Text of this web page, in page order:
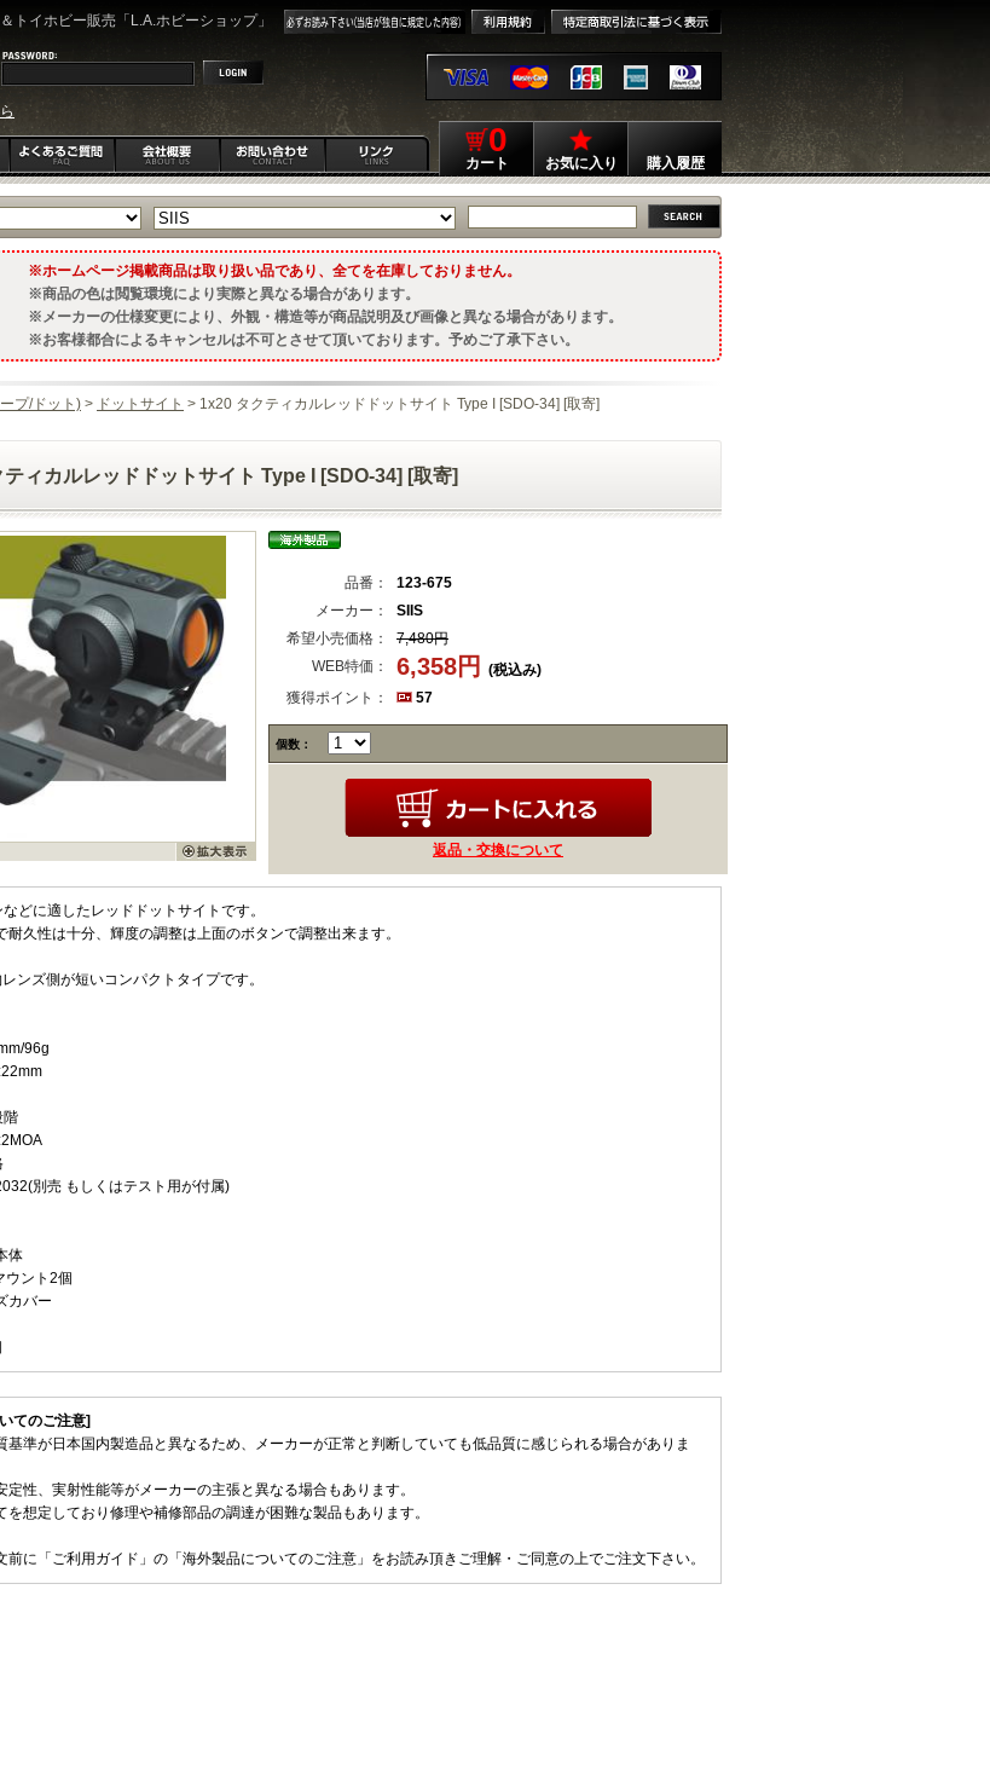
トイホビー販売「L.A.ホビーショップ」
0
カート お気に入り 購入履歴
ホームページ掲載商品は取り扱い品であり、全てを在庫しておりません。
商品の色は閲覧環境により実際と異なる場合があります。
メーカーの仕様変更により、外観・構造等が商品説明及び画像と異なる場合があります。
お客様都合によるキャンセルは不可とさせて頂いております。予めご了承下さい。
プ/ドット) > ドットサイト > 1x20 タクティカルレッドドットサイト Type I [SDO-34] [取寄]
ィカルレッドドットサイト Type I [SDO-34] [取寄]
品番：
123-675
メーカー：
SIIS
希望小売価格：
7,480円
WEB特価：
6,358円
(税込み)
獲得ポイント：
57
個数：
返品・交換について
どに適したレッドドットサイトです。
耐久性は十分、輝度の調整は上面のボタンで調整出来ます。
ンズ側が短いコンパクトタイプです。
96g
階
別売 もしくはテスト用が付属)
体
ウント2個
カバー
てのご注意]
基準が日本国内製造品と異なるため、メーカーが正常と判断していても低品質に感じられる場合がありま
定性、実射性能等がメーカーの主張と異なる場合もあります。
を想定しており修理や補修部品の調達が困難な製品もあります。
前に「ご利用ガイド」の「海外製品についてのご注意」をお読み頂きご理解・ご同意の上でご注文下さい。